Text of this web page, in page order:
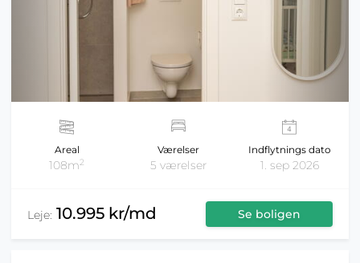
Areal
108m2
Værelser
5 værelser
Indflytnings dato
1. sep 2026
Leje: 10.995 kr/md Se boligen